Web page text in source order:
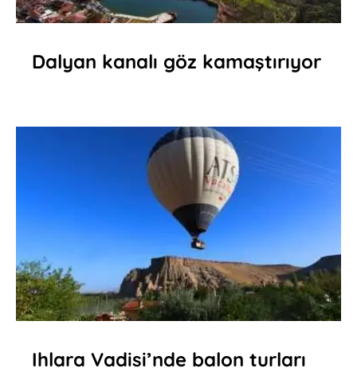
Dalyan kanalı göz kamaştırıyor
Ihlara Vadisi’nde balon turları